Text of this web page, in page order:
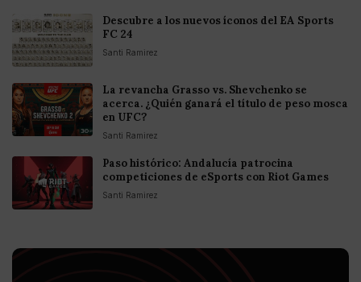
Descubre a los nuevos íconos del EA Sports
FC 24
Santi Ramirez
La revancha Grasso vs. Shevchenko se
acerca. ¿Quién ganará el título de peso mosca
en UFC?
Santi Ramirez
Paso histórico: Andalucía patrocina
competiciones de eSports con Riot Games
Santi Ramirez